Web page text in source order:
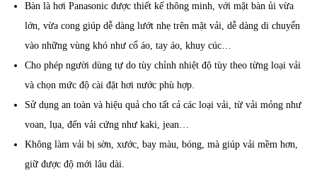
Bàn là hơi Panasonic được thiết kế thông minh, với mặt bàn ủi vừa
lớn, vừa cong giúp dễ dàng lướt nhẹ trên mặt vải, dễ dàng di chuyển
vào những vùng khó như cổ áo, tay áo, khuy cúc…
Cho phép người dùng tự do tùy chỉnh nhiệt độ tùy theo từng loại vải
và chọn mức độ cài đặt hơi nước phù hợp.
Sử dụng an toàn và hiệu quả cho tất cả các loại vải, từ vải mỏng như
voan, lụa, đến vải cứng như kaki, jean…
Không làm vải bị sờn, xước, bay màu, bóng, mà giúp vải mềm hơn,
giữ được độ mới lâu dài.